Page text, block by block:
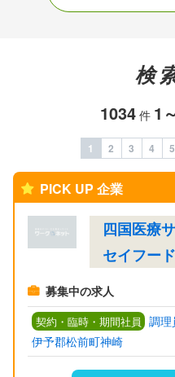
検
1034 件 1
1 2 3 4 5
PICK UP 企業
四国医療
セイフー
募集中の求人
契約・臨時・期間社員 調理
伊予郡松前町神崎